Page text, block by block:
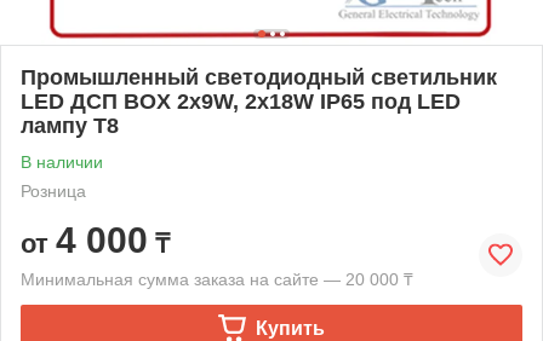
Промышленный светодиодный светильник
LED ДСП BOX 2х9W, 2х18W IP65 под LED
лампу Т8
В наличии
Розница
от 4 000 ₸
Минимальная сумма заказа на сайте — 20 000 ₸
Купить